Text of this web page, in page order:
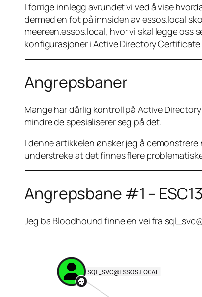
I forrige innlegg avrundet vi ved å vise
dermed en fot på innsiden av essos.local
meereen.essos.local, hvor vi skal legge oss
konfigurasjoner i Active Directory Certificate
Angrepsbaner
Mange har dårlig kontroll på Active
mindre de spesialiserer seg på det.
I denne artikkelen ønsker jeg å
understreke at det finnes flere
Angrepsbane #1 – ESC13
Jeg ba Bloodhound finne en vei fra